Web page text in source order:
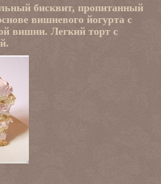
бисквит, пропитанный
вишневого йогурта с
вишни. Легкий торт с